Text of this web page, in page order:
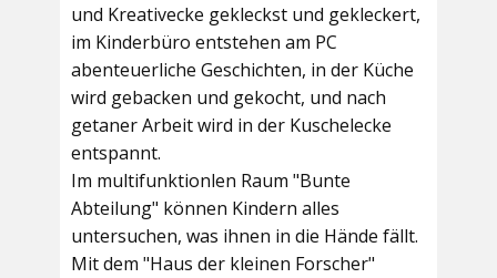
und Kreativecke gekleckst und gekleckert,
im Kinderbüro entstehen am PC
abenteuerliche Geschichten, in der Küche
wird gebacken und gekocht, und nach
getaner Arbeit wird in der Kuschelecke
entspannt.
Im multifunktionlen Raum "Bunte
Abteilung" können Kindern alles
untersuchen, was ihnen in die Hände fällt.
Mit dem "Haus der kleinen Forscher"